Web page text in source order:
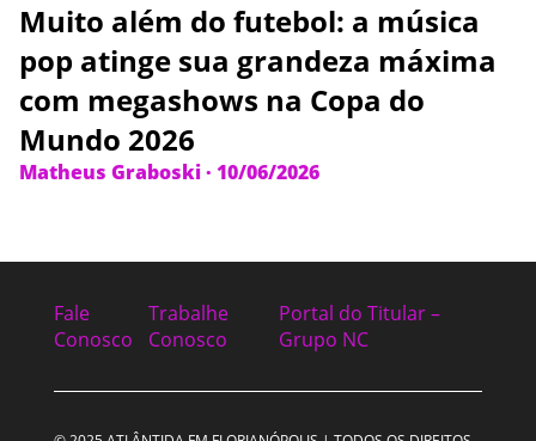
Muito além do futebol: a música
pop atinge sua grandeza máxima
com megashows na Copa do
Mundo 2026
Matheus Graboski· 10/06/2026
Fale
Conosco
Trabalhe
Conosco
Portal do Titular –
Grupo NC